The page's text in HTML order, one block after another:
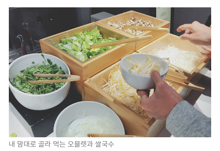
내 맘대로 골라 먹는 오믈렛과 쌀국수